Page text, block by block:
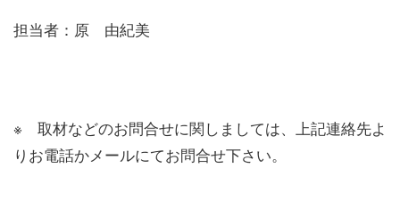
担当者：原 由紀美
※ 取材などのお問合せに関しましては、上記連絡先よ
りお電話かメールにてお問合せ下さい。